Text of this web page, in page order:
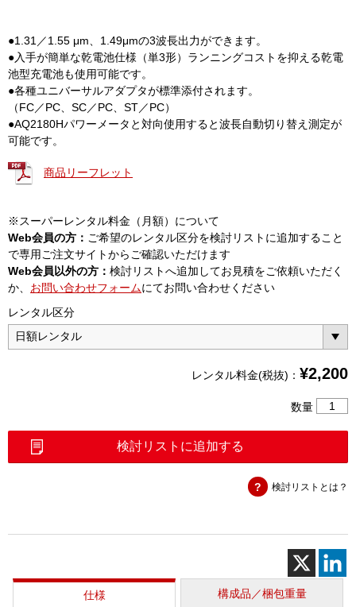
●1.31／1.55 μm、1.49μmの3波長出力ができます。
●入手が簡単な乾電池仕様（単3形）ランニングコストを抑える乾電
池型充電池も使用可能です。
●各種ユニバーサルアダプタが標準添付されます。
（FC／PC、SC／PC、ST／PC）
●AQ2180Hパワーメータと対向使用すると波長自動切り替え測定が
可能です。
商品リーフレット
※スーパーレンタル料金（月額）について
Web会員の方： ご希望のレンタル区分を検討リストに追加すること
で専用ご注文サイトからご確認いただけます
Web会員以外の方： 検討リストへ追加してお見積をご依頼いただく
か、 お問い合わせフォームにてお問い合わせください
レンタル区分
レンタル料金(税抜)： ¥2,200
数量
検討リストに追加する
検討リストとは？
仕様 構成品／梱包重量